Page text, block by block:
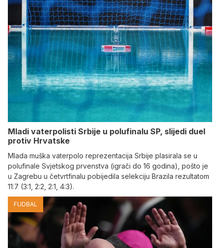
Mladi vaterpolisti Srbije u polufinalu SP, slijedi duel
protiv Hrvatske
Mlada muška vaterpolo reprezentacija Srbije plasirala se u
polufinale Svjetskog prvenstva (igrači do 16 godina), pošto je
u Zagrebu u četvrtfinalu pobijedila selekciju Brazila rezultatom
11:7 (3:1, 2:2, 2:1, 4:3).
FUDBAL